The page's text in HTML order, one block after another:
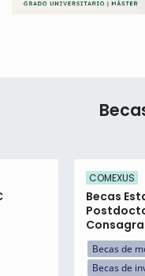
COMEXUS
Becas
Becas de
Becas de